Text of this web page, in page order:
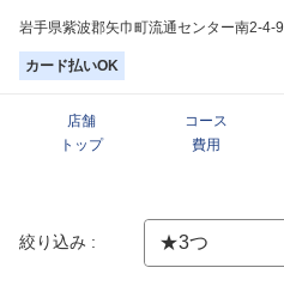
岩手県紫波郡矢巾町流通センター南2-4-9
カード払いOK
店舗
トップ
コース
費用
絞り込み :